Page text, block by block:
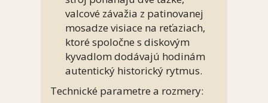
valcové závažia z patinovanej
mosadze visiace na reťaziach,
ktoré spoločne s diskovým
kyvadlom dodávajú hodinám
autentický historický rytmus.
Technické parametre a rozmery: